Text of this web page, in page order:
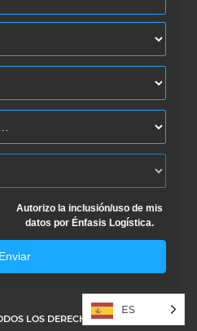
Autorizo la inclusión/uso de mis
datos por Énfasis Logística.
Enviar
LOS DERECHOS RESERVADOS
ES